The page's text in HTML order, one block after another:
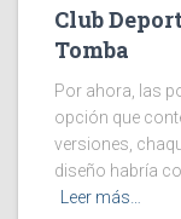
Club
Tomba
Por ahora, las
opción que
versiones,
diseño habría
Leer más…